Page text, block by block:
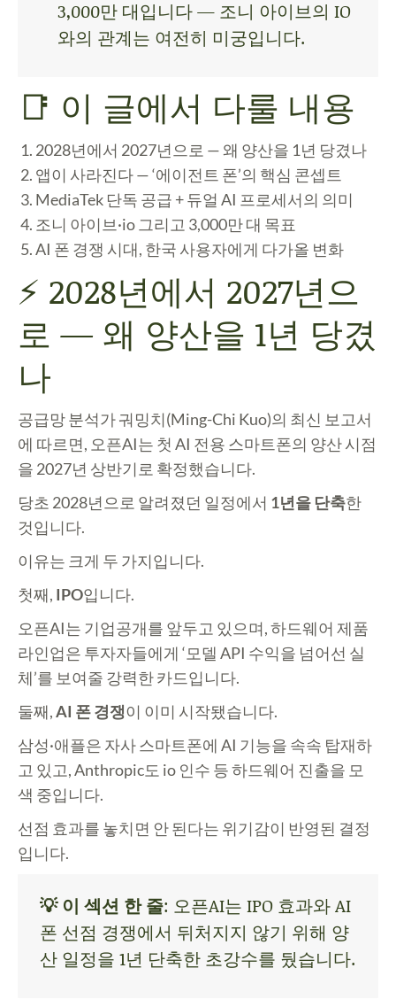
3,000만 대입니다 — 조니 아이브의 IO
와의 관계는 여전히 미궁입니다.
📑 이 글에서 다룰 내용
2028년에서 2027년으로 — 왜 양산을 1년 당겼나
앱이 사라진다 — ‘에이전트 폰’의 핵심 콘셉트
MediaTek 단독 공급 + 듀얼 AI 프로세서의 의미
조니 아이브·io 그리고 3,000만 대 목표
AI 폰 경쟁 시대, 한국 사용자에게 다가올 변화
⚡ 2028년에서 2027년으
로 — 왜 양산을 1년 당겼
나
공급망 분석가 궈밍치(Ming-Chi Kuo)의 최신 보고서
에 따르면, 오픈AI는 첫 AI 전용 스마트폰의 양산 시점
을 2027년 상반기 로 확정했습니다.
당초 2028년으로 알려졌던 일정에서 1년을 단축한
것입니다.
이유는 크게 두 가지입니다.
첫째, IPO입니다.
오픈AI는 기업공개를 앞두고 있으며, 하드웨어 제품
라인업은 투자자들에게 ‘모델 API 수익을 넘어선 실
체’를 보여줄 강력한 카드입니다.
둘째,AI 폰 경쟁이 이미 시작됐습니다.
삼성·애플은 자사 스마트폰에 AI 기능을 속속 탑재하
고 있고, Anthropic도 io 인수 등 하드웨어 진출을 모
색 중입니다.
선점 효과를 놓치면 안 된다는 위기감이 반영된 결정
입니다.
💡 이 섹션 한 줄: 오픈AI는 IPO 효과와 AI
폰 선점 경쟁에서 뒤처지지 않기 위해 양
산 일정을 1년 단축한 초강수를 뒀습니다.